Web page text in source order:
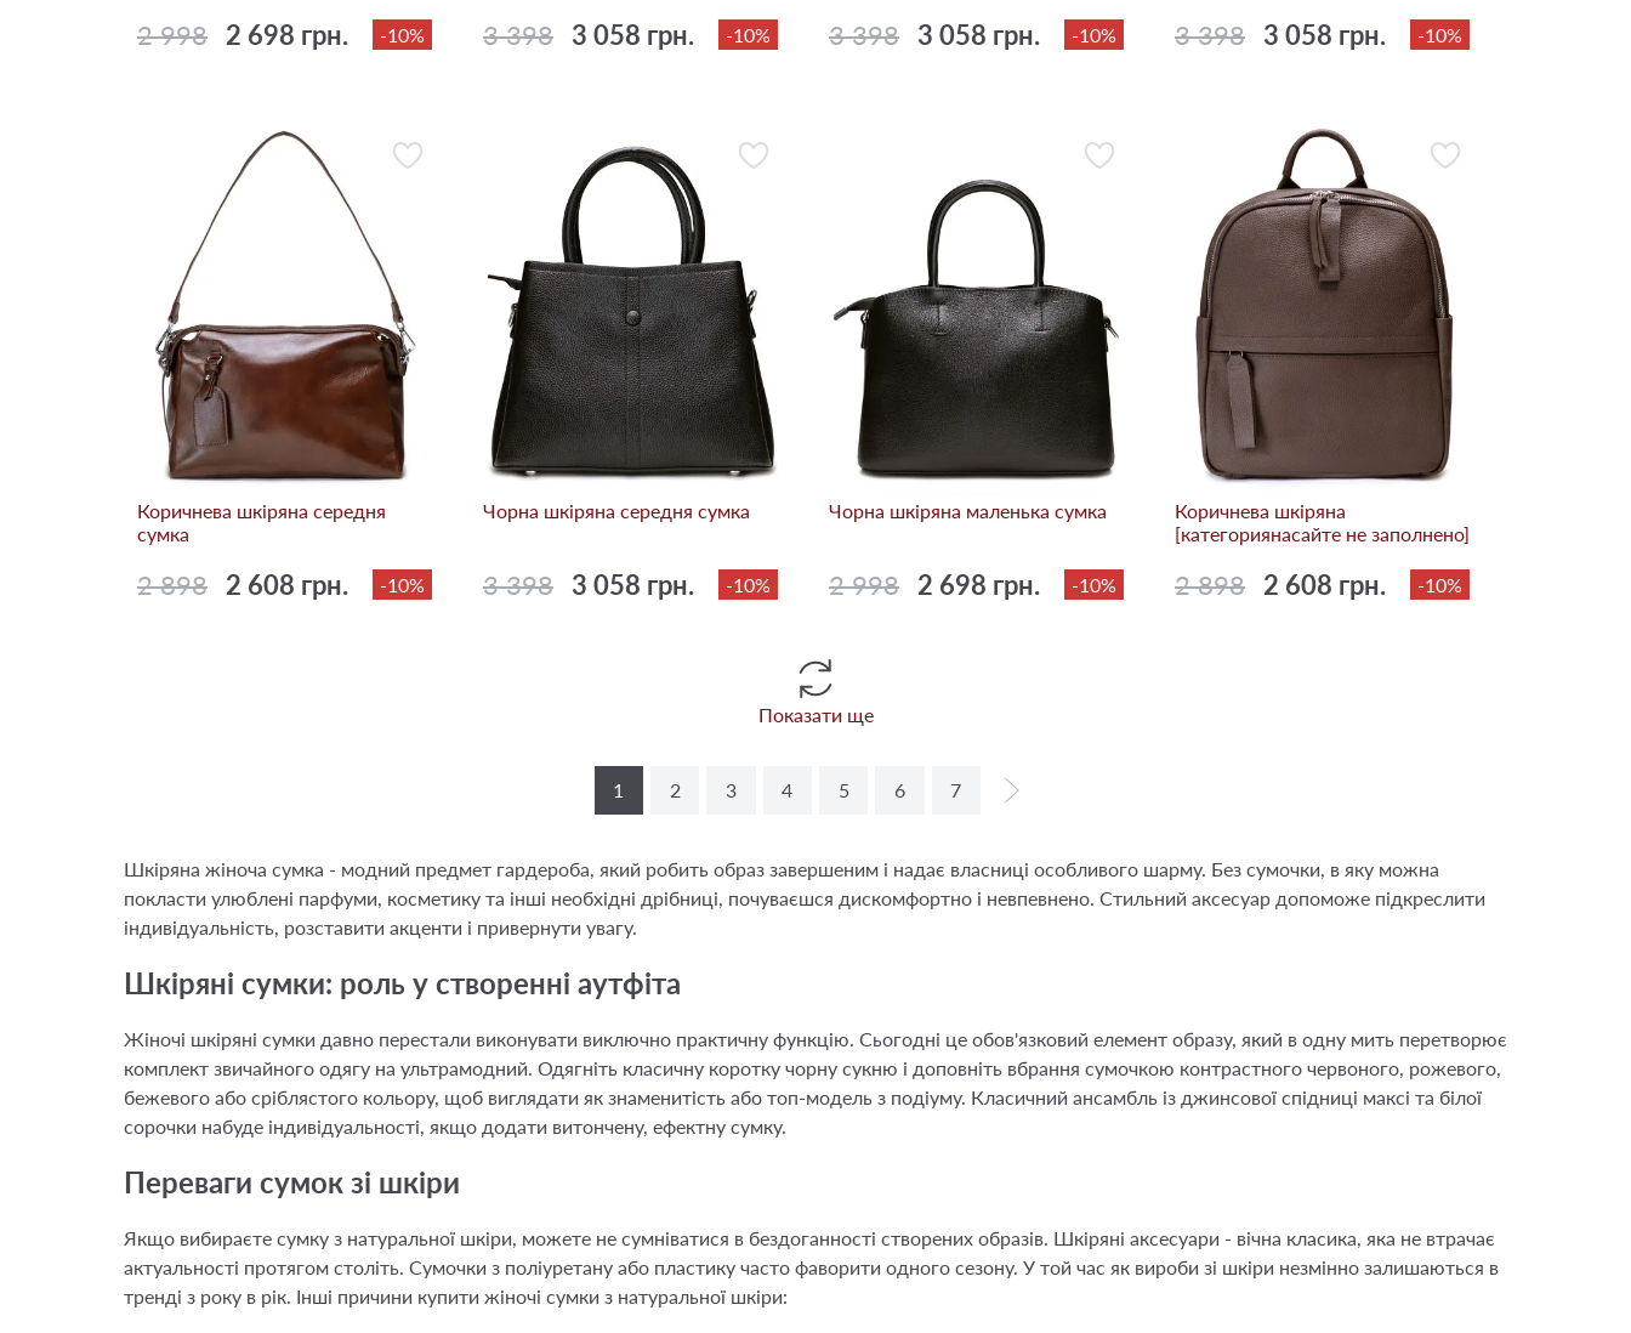
2 998 2 698 грн. -10% 3 398 3 058 грн. -10% 3 398 3 058 грн. -10% 3 398 3 058 грн. -10%
Коричнева шкіряна середня
сумка
2 898 2 608 грн. -10%
Чорна шкіряна середня сумка
3 398 3 058 грн. -10%
Чорна шкіряна маленька сумка
2 998 2 698 грн. -10%
Коричнева шкіряна
[категориянасайте не заполнено]
2 898 2 608 грн. -10%
Показати ще
1 2 3 4 5 6 7
Шкіряна жіноча сумка - модний предмет гардероба, який робить образ завершеним і надає власниці особливого шарму. Без сумочки, в яку можна
покласти улюблені парфуми, косметику та інші необхідні дрібниці, почуваєшся дискомфортно і невпевнено. Стильний аксесуар допоможе підкреслити
індивідуальність, розставити акценти і привернути увагу.
Шкіряні сумки: роль у створенні аутфіта
Жіночі шкіряні сумки давно перестали виконувати виключно практичну функцію. Сьогодні це обов'язковий елемент образу, який в одну мить перетворює
комплект звичайного одягу на ультрамодний. Одягніть класичну коротку чорну сукню і доповніть вбрання сумочкою контрастного червоного, рожевого,
бежевого або сріблястого кольору, щоб виглядати як знаменитість або топ-модель з подіуму. Класичний ансамбль із джинсової спідниці максі та білої
сорочки набуде індивідуальності, якщо додати витончену, ефектну сумку.
Переваги сумок зі шкіри
Якщо вибираєте сумку з натуральної шкіри, можете не сумніватися в бездоганності створених образів. Шкіряні аксесуари - вічна класика, яка не втрачає
актуальності протягом століть. Сумочки з поліуретану або пластику часто фаворити одного сезону. У той час як вироби зі шкіри незмінно залишаються в
тренді з року в рік. Інші причини купити жіночі сумки з натуральної шкіри: